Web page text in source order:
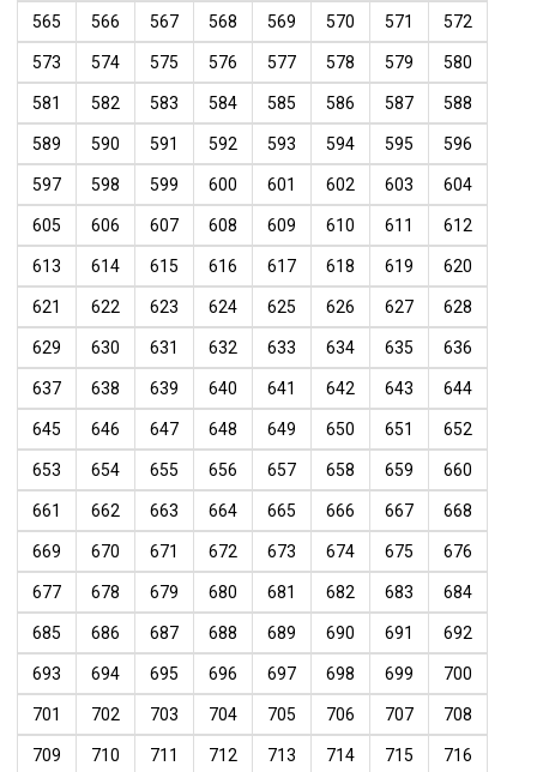
565 566 567 568 569 570 571 572
573 574 575 576 577 578 579 580
581 582 583 584 585 586 587 588
589 590 591 592 593 594 595 596
597 598 599 600 601 602 603 604
605 606 607 608 609 610 611 612
613 614 615 616 617 618 619 620
621 622 623 624 625 626 627 628
629 630 631 632 633 634 635 636
637 638 639 640 641 642 643 644
645 646 647 648 649 650 651 652
653 654 655 656 657 658 659 660
661 662 663 664 665 666 667 668
669 670 671 672 673 674 675 676
677 678 679 680 681 682 683 684
685 686 687 688 689 690 691 692
693 694 695 696 697 698 699 700
701 702 703 704 705 706 707 708
709 710 711 712 713 714 715 716